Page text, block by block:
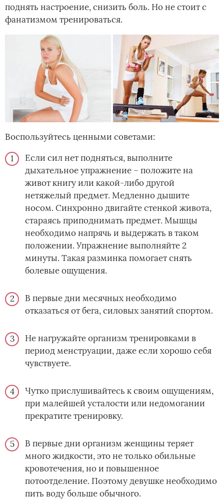
поднять настроение, снизить боль. Но не стоит с
фанатизмом тренироваться.
Воспользуйтесь ценными советами:
Если сил нет подняться, выполните
дыхательное упражнение – положите на
живот книгу или какой-либо другой
нетяжелый предмет. Медленно дышите
носом. Синхронно двигайте стенкой живота,
стараясь приподнимать предмет. Мышцы
необходимо напрячь и выдержать в таком
положении. Упражнение выполняйте 2
минуты. Такая разминка помогает снять
болевые ощущения.
В первые дни месячных необходимо
отказаться от бега, силовых занятий спортом.
Не нагружайте организм тренировками в
период менструации, даже если хорошо себя
чувствуете.
Чутко прислушивайтесь к своим ощущениям,
при малейшей усталости или недомогании
прекратите тренировку.
В первые дни организм женщины теряет
много жидкости, это не только обильные
кровотечения, но и повышенное
потоотделение. Поэтому девушке необходимо
пить воду больше обычного.